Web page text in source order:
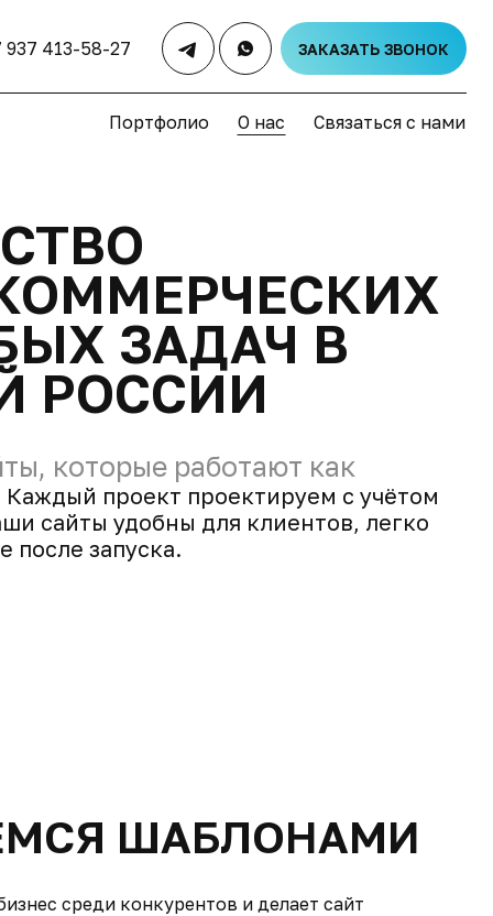
937 413-58-27 ЗАКАЗАТЬ ЗВОНОК
Портфолио О нас Связаться с нами
ЗАДАЧ В
РОССИИ
которые работают как
Каждый проект проектируем с учётом
сайты удобны для клиентов, легко
запуска.
ШАБЛОНАМИ
среди конкурентов и делает сайт